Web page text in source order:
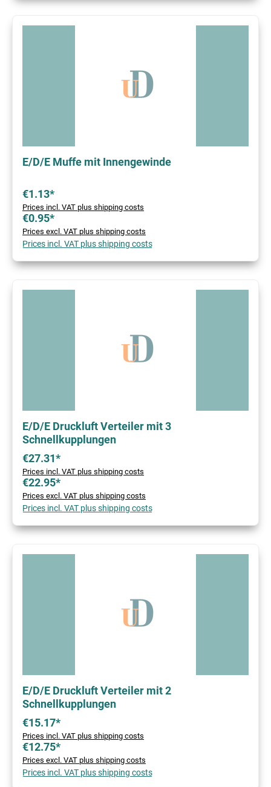
E/D/E Muffe mit Innengewinde
€1.13*
Prices incl. VAT plus shipping costs
€0.95*
Prices excl. VAT plus shipping costs
Prices incl. VAT plus shipping costs
E/D/E Druckluft Verteiler mit 3
Schnellkupplungen
€27.31*
Prices incl. VAT plus shipping costs
€22.95*
Prices excl. VAT plus shipping costs
Prices incl. VAT plus shipping costs
E/D/E Druckluft Verteiler mit 2
Schnellkupplungen
€15.17*
Prices incl. VAT plus shipping costs
€12.75*
Prices excl. VAT plus shipping costs
Prices incl. VAT plus shipping costs